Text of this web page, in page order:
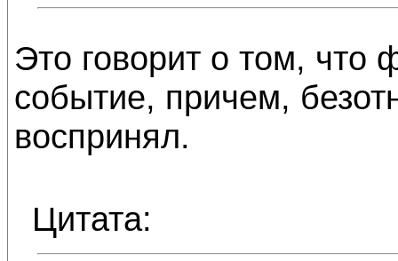
Это говорит о том, что
событие, причем,
воспринял.
Цитата: